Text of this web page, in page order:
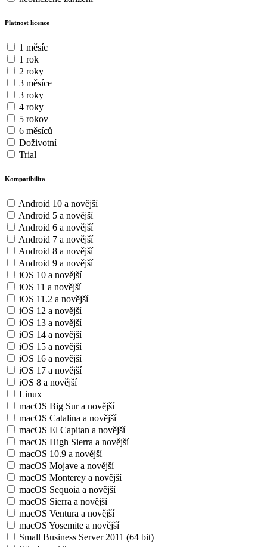
Platnost licence
1 měsíc
1 rok
2 roky
3 měsíce
3 roky
4 roky
5 rokov
6 měsíců
Doživotní
Trial
Kompatibilita
Android 10 a novější
Android 5 a novější
Android 6 a novější
Android 7 a novější
Android 8 a novější
Android 9 a novější
iOS 10 a novější
iOS 11 a novější
iOS 11.2 a novější
iOS 12 a novější
iOS 13 a novější
iOS 14 a novější
iOS 15 a novější
iOS 16 a novější
iOS 17 a novější
iOS 8 a novější
Linux
macOS Big Sur a novější
macOS Catalina a novější
macOS El Capitan a novější
macOS High Sierra a novější
macOS 10.9 a novější
macOS Mojave a novější
macOS Monterey a novější
macOS Sequoia a novější
macOS Sierra a novější
macOS Ventura a novější
macOS Yosemite a novější
Small Business Server 2011 (64 bit)